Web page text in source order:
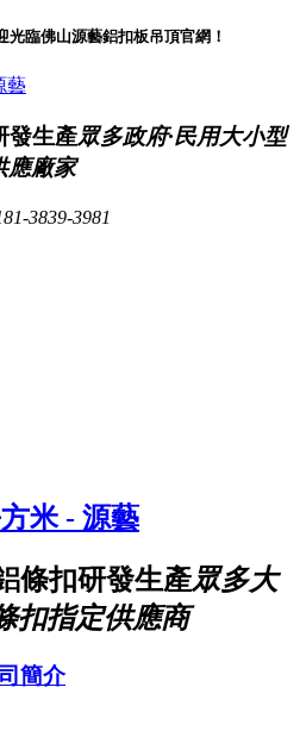
光臨佛山源藝鋁扣板吊頂官網！
發生產眾多政府·民用大小型
應廠家
3839-3981
條扣研發生產眾多大
扣指定供應商
簡介